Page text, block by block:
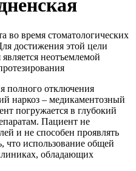
во время стоматологических
достижения этой цели
является неотъемлемой
полного отключения
наркоз – медикаментозный
погружается в глубокий
Пациент не
и не способен проявлять
что использование общей
обладающих